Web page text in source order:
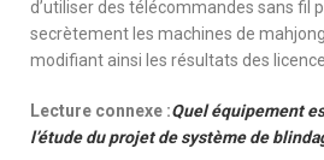
d’utiliser des télécommandes sans fil
secrètement les machines de
modifiant ainsi les résultats des
Lecture connexe :Quel équipement
l’étude du projet de système de